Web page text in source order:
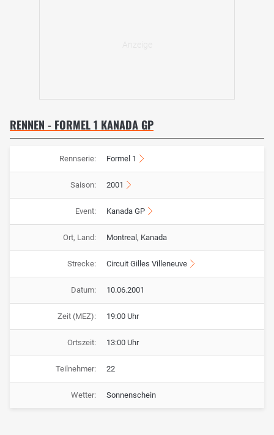
RENNEN - FORMEL 1 KANADA GP
Rennserie: Formel 1
Saison: 2001
Event: Kanada GP
Ort, Land: Montreal, Kanada
Strecke: Circuit Gilles Villeneuve
Datum: 10.06.2001
Zeit (MEZ): 19:00 Uhr
Ortszeit: 13:00 Uhr
Teilnehmer: 22
Wetter: Sonnenschein